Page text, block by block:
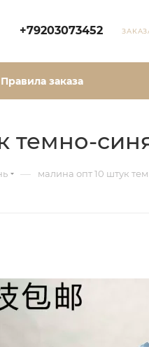
+79203073452
Правила заказа
темно-
— малина опт 10 штук